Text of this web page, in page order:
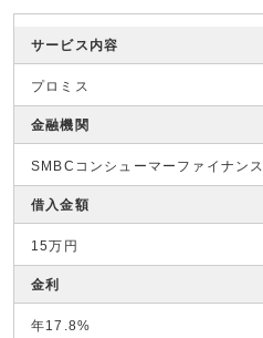
サービス内容
プロミス
金融機関
SMBCコンシューマーファイナンス
借入金額
15万円
金利
年17.8%